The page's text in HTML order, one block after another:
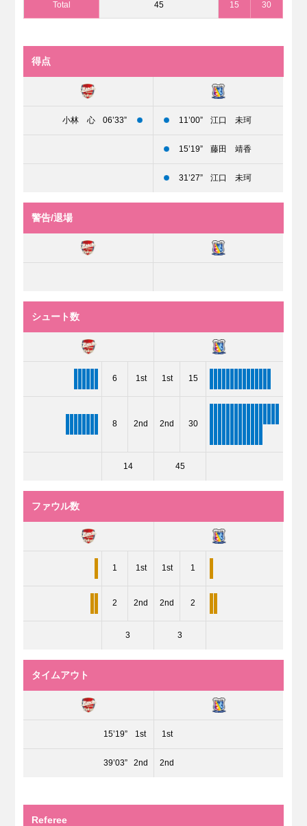
Total 45 15 30
得点
小林 心 06’33” 11’00” 江口 未珂
15’19” 藤田 靖香
31’27” 江口 未珂
警告/退場
シュート数
6 1st 1st 15
8 2nd 2nd 30
14 45
ファウル数
1 1st 1st 1
2 2nd 2nd 2
3 3
タイムアウト
15’19” 1st 1st
39’03” 2nd 2nd
Referee